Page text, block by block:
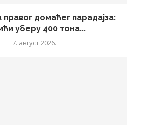
правог домаћег парадајза:
уберу 400 тона...
7. август 2026.